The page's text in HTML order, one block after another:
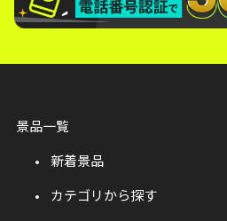
景品一覧
新着景品
カテゴリから探す